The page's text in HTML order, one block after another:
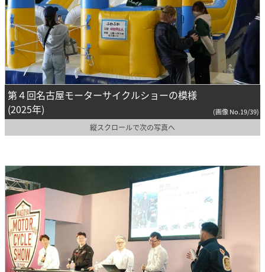
第４回名古屋モーターサイクルショーの模様
(2025年)
(画像 No.19/39)
縦スクロールで次の写真へ